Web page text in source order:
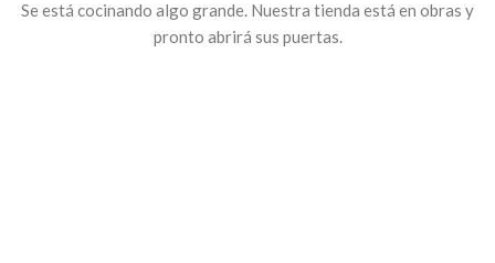
Se está cocinando algo grande. Nuestra tienda está en obras y
pronto abrirá sus puertas.